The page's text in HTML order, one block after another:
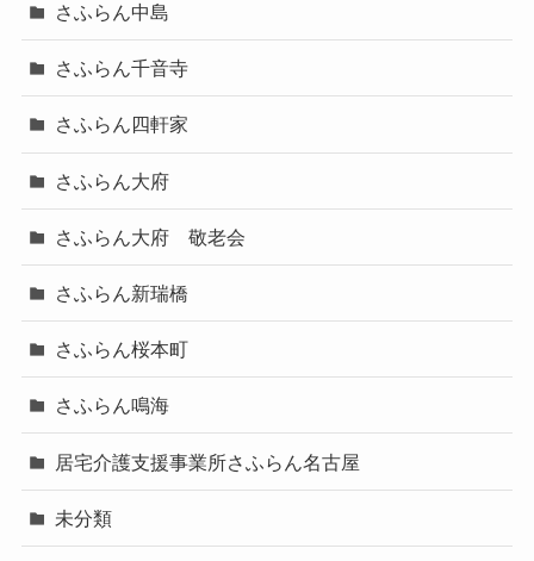
さふらん中島
さふらん千音寺
さふらん四軒家
さふらん大府
さふらん大府 敬老会
さふらん新瑞橋
さふらん桜本町
さふらん鳴海
居宅介護支援事業所さふらん名古屋
未分類